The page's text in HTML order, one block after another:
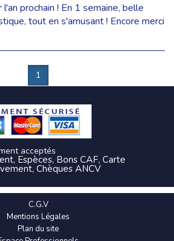
prochain ! En 1 semaine, belle
tout en s'amusant ! Encore merci
1
acceptés
Espèces, Bons CAF, Carte
Chèques ANCV
C.G.V
Mentions Légales
Plan du site